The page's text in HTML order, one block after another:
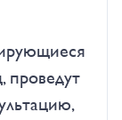
проведут